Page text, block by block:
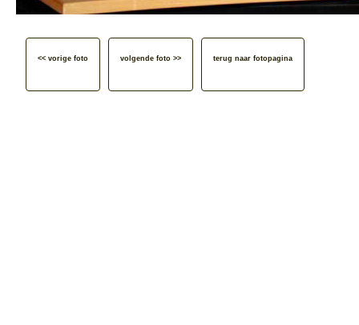
<< vorige foto volgende foto >> terug naar fotopagina